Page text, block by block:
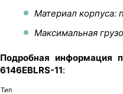
Материал корпуса:
Максимальная
Подробная информация
6146EBLRS-11:
Тип